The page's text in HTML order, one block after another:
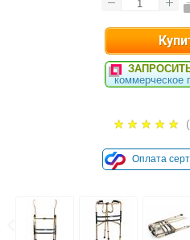
коммерческое
(
Оплата